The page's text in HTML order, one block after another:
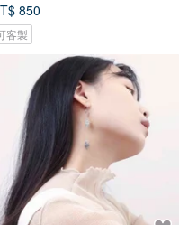
850
客製